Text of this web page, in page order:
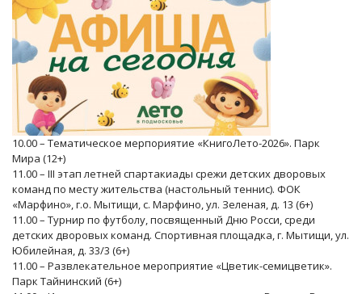
10.00 – Тематическое мерпориятие «КнигоЛето-2026». Парк
Мира (12+)
11.00 – III этап летней спартакиады срежи детских дворовых
команд по месту жительства (настольный теннис). ФОК
«Марфино», г.о. Мытищи, с. Марфино, ул. Зеленая, д. 13 (6+)
11.00 – Турнир по футболу, посвященный Дню Росси, среди
детских дворовых команд. Спортивная площадка, г. Мытищи, ул.
Юбилейная, д. 33/3 (6+)
11.00 – Развлекательное мероприятие «Цветик-семицветик».
Парк Тайнинский (6+)